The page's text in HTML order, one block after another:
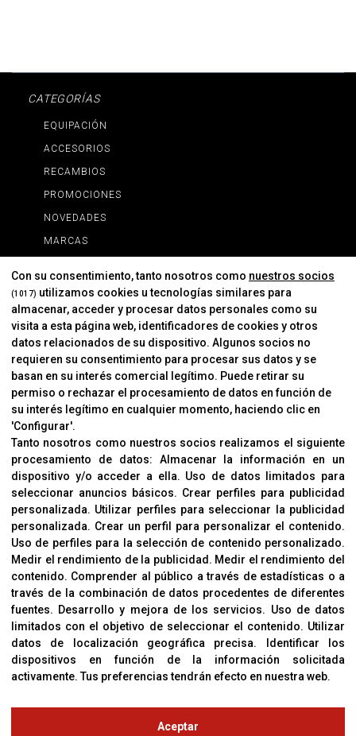
CATEGORÍAS
EQUIPACIÓN
ACCESORIOS
RECAMBIOS
PROMOCIONES
NOVEDADES
MARCAS
INFORMACIÓN
Contacto
Cambios Y Devoluciones
CORVER
Aviso Legal
Sobre Nosotros
Cookies
Política De Privacidad
OFICINAS
C/ Coneixement 5, 08850
Gavà (Barcelona)
CONTACTO
T. (+34) 93 638 38 60
Email: corver@corver.es
Con su consentimiento, tanto nosotros como nuestros socios
(1017) utilizamos cookies u tecnologías similares para
almacenar, acceder y procesar datos personales como su
visita a esta página web, identificadores de cookies y otros
datos relacionados de su dispositivo. Algunos socios no
requieren su consentimiento para procesar sus datos y se
basan en su interés comercial legítimo. Puede retirar su
permiso o rechazar el procesamiento de datos en función de
su interés legítimo en cualquier momento, haciendo clic en
'Configurar'.
Tanto nosotros como nuestros socios realizamos el siguiente
procesamiento de datos: Almacenar la información en un
dispositivo y/o acceder a ella. Uso de datos limitados para
seleccionar anuncios básicos. Crear perfiles para publicidad
personalizada. Utilizar perfiles para seleccionar la publicidad
personalizada. Crear un perfil para personalizar el contenido.
Uso de perfiles para la selección de contenido personalizado.
Medir el rendimiento de la publicidad . Medir el rendimiento del
contenido. Comprender al público a través de estadísticas o a
través de la combinación de datos procedentes de diferentes
fuentes. Desarrollo y mejora de los servicios. Uso de datos
limitados con el objetivo de seleccionar el contenido. Utilizar
datos de localización geográfica precisa.
Identificar los
dispositivos en función de la información solicitada
activamente.Tus preferencias tendrán efecto en nuestra web.
Aceptar